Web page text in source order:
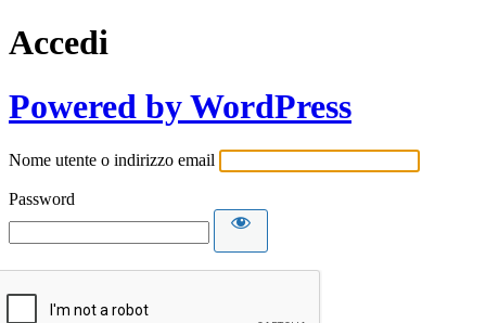
Accedi
Powered by WordPress
Nome utente o indirizzo email
Password